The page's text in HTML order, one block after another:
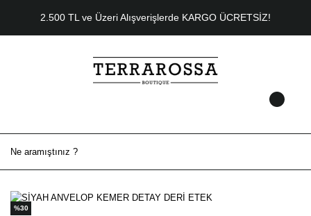
2.500 TL ve Üzeri Alışverişlerde KARGO ÜCRETSİZ!
%30